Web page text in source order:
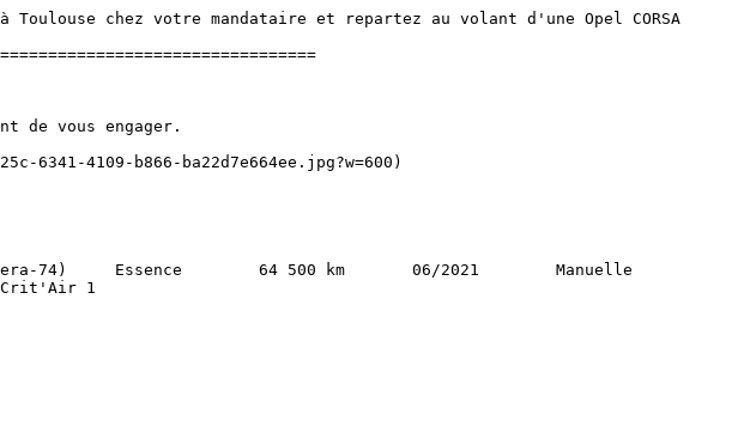
chez votre mandataire et repartez au volant d'une Opel CORSA
Crit'Air 1